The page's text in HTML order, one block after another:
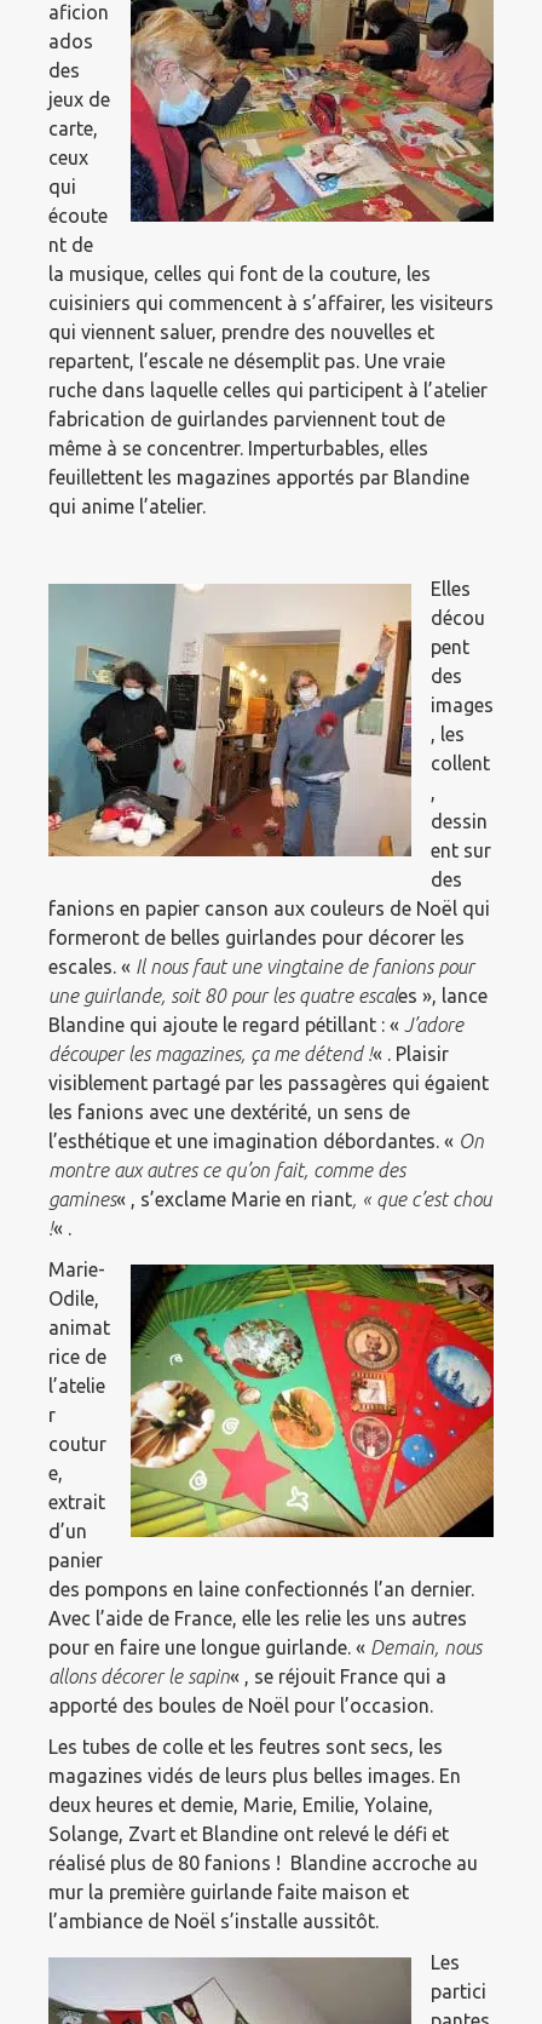
aficion
ados
des
jeux de
carte,
ceux
qui
écoute
nt de
la musique, celles qui font de la couture, les
cuisiniers qui commencent à s’affairer, les visiteurs
qui viennent saluer, prendre des nouvelles et
repartent, l’escale ne désemplit pas. Une vraie
ruche dans laquelle celles qui participent à l’atelier
fabrication de guirlandes parviennent tout de
même à se concentrer. Imperturbables, elles
feuillettent les magazines apportés par Blandine
qui anime l’atelier.
Elles
décou
pent
des
images
, les
collent
,
dessin
ent sur
des
fanions en papier canson aux couleurs de Noël qui
formeront de belles guirlandes pour décorer les
escales. « Il nous faut une vingtaine de fanions pour
une guirlande, soit 80 pour les quatre escales », lance
Blandine qui ajoute le regard pétillant : « J’adore
découper les magazines, ça me détend !« . Plaisir
visiblement partagé par les passagères qui égaient
les fanions avec une dextérité, un sens de
l’esthétique et une imagination débordantes. « On
montre aux autres ce qu’on fait, comme des
gamines« , s’exclame Marie en riant, « que c’est chou
!« .
Marie-
Odile,
animat
rice de
l’atelie
r
coutur
e,
extrait
d’un
panier
des pompons en laine confectionnés l’an dernier.
Avec l’aide de France, elle les relie les uns autres
pour en faire une longue guirlande. « Demain, nous
allons décorer le sapin« , se réjouit France qui a
apporté des boules de Noël pour l’occasion.
Les tubes de colle et les feutres sont secs, les
magazines vidés de leurs plus belles images. En
deux heures et demie, Marie, Emilie, Yolaine,
Solange, Zvart et Blandine ont relevé le défi et
réalisé plus de 80 fanions ! Blandine accroche au
mur la première guirlande faite maison et
l’ambiance de Noël s’installe aussitôt.
Les
partici